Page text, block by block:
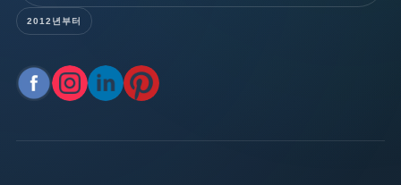
2012년부터